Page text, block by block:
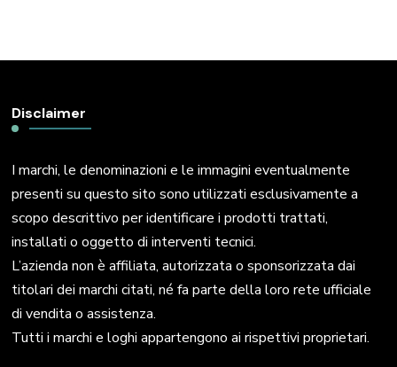
Disclaimer
I marchi, le denominazioni e le immagini eventualmente
presenti su questo sito sono utilizzati esclusivamente a
scopo descrittivo per identificare i prodotti trattati,
installati o oggetto di interventi tecnici.
L’azienda non è affiliata, autorizzata o sponsorizzata dai
titolari dei marchi citati, né fa parte della loro rete ufficiale
di vendita o assistenza.
Tutti i marchi e loghi appartengono ai rispettivi proprietari.